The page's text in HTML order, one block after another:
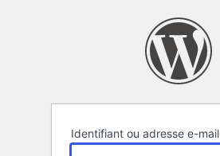
Identifiant ou adresse e-mail